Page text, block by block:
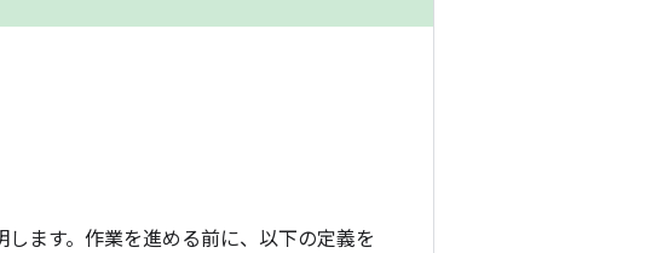
ます。作業を進める前に、以下の定義を